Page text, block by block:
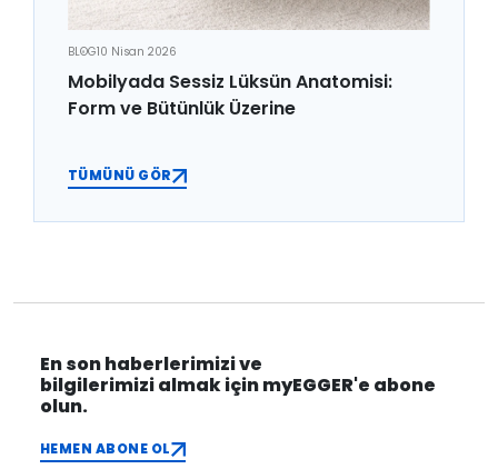
BLOG10 Nisan 2026
Mobilyada Sessiz Lüksün Anatomisi:
Form ve Bütünlük Üzerine
TÜMÜNÜ GÖR
En son haberlerimizi ve
bilgilerimizi almak için myEGGER'e abone
olun.
HEMEN ABONE OL